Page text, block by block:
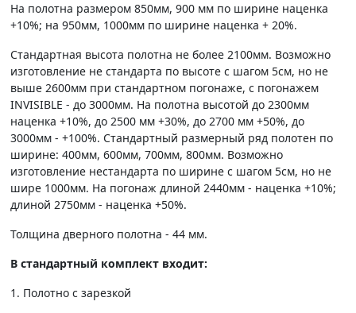
На полотна размером 850мм, 900 мм по ширине наценка
+10%; на 950мм, 1000мм по ширине наценка + 20%.
Стандартная высота полотна не более 2100мм. Возможно
изготовление не стандарта по высоте с шагом 5см, но не
выше 2600мм при стандартном погонаже, с погонажем
INVISIBLE - до 3000мм. На полотна высотой до 2300мм
наценка +10%, до 2500 мм +30%, до 2700 мм +50%, до
3000мм - +100%. Стандартный размерный ряд полотен по
ширине: 400мм, 600мм, 700мм, 800мм. Возможно
изготовление нестандарта по ширине с шагом 5см, но не
шире 1000мм. На погонаж длиной 2440мм - наценка +10%;
длиной 2750мм - наценка +50%.
Толщина дверного полотна - 44 мм.
В стандартный комплект входит:
1. Полотно c зарезкой